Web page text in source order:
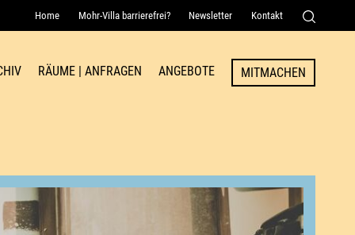
Home Mohr-Villa barrierefrei? Newsletter Kontakt
Senden
RÄUME | ANFRAGEN ANGEBOTE MITMACHEN